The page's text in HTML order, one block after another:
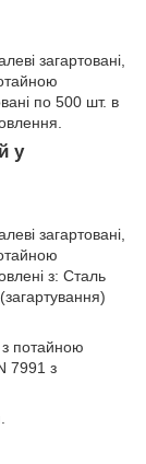
загартовані,
по 500 шт. в
у
загартовані,
з: Сталь
з потайною
7991 з